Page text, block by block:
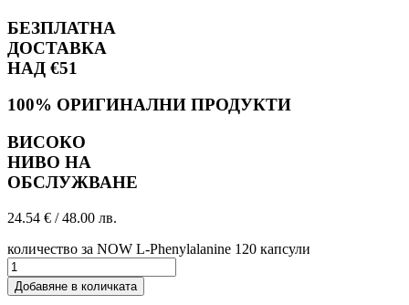
БЕЗПЛАТНА
ДОСТАВКА
НАД €51
100% ОРИГИНАЛНИ ПРОДУКТИ
ВИСОКО
НИВО НА
ОБСЛУЖВАНЕ
24.54 € / 48.00 лв.
количество за NOW L-Phenylalanine 120 капсули
Добавяне в количката